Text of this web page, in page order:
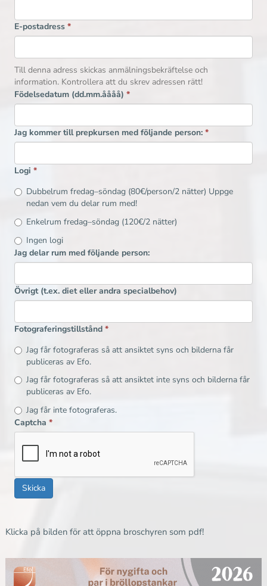
E-postadress *
Till denna adress skickas anmälningsbekräftelse och
information. Kontrollera att du skrev adressen rätt!
Födelsedatum (dd.mm.åååå) *
Jag kommer till prepkursen med följande person: *
Logi *
Dubbelrum fredag–söndag (80€/person/2 nätter) Uppge
nedan vem du delar rum med!
Enkelrum fredag–söndag (120€/2 nätter)
Ingen logi
Jag delar rum med följande person:
Övrigt (t.ex. diet eller andra specialbehov)
Fotograferingstillstånd *
Jag får fotograferas så att ansiktet syns och bilderna får
publiceras av Efo.
Jag får fotograferas så att ansiktet inte syns och bilderna får
publiceras av Efo.
Jag får inte fotograferas.
Captcha *
Skicka
Klicka på bilden för att öppna broschyren som pdf!